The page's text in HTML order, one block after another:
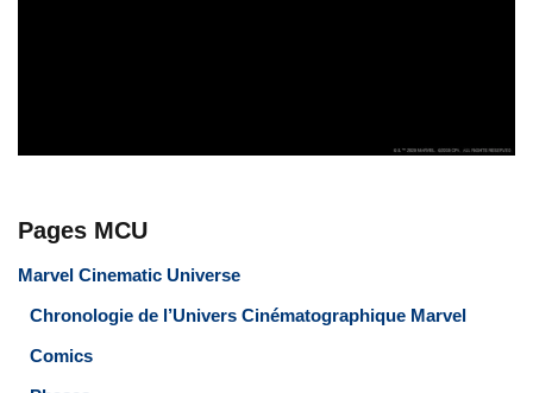
Pages MCU
Marvel Cinematic Universe
Chronologie de l’Univers Cinématographique Marvel
Comics